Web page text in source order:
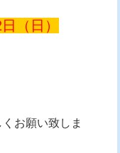
（日）
お願い致しま